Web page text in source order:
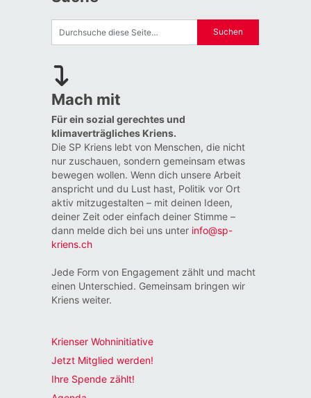
Mach mit
Für ein sozial gerechtes und
klimaverträgliches Kriens.
Die SP Kriens lebt von Menschen, die nicht
nur zuschauen, sondern gemeinsam etwas
bewegen wollen. Wenn dich unsere Arbeit
anspricht und du Lust hast, Politik vor Ort
aktiv mitzugestalten – mit deinen Ideen,
deiner Zeit oder einfach deiner Stimme –
dann melde dich bei uns unter info@sp-
kriens.ch
Jede Form von Engagement zählt und macht
einen Unterschied. Gemeinsam bringen wir
Kriens weiter.
Krienser Wohninitiative
Jetzt Mitglied werden!
Ihre Spende zählt!